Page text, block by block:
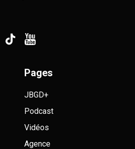
Pages
JBGD+
Podcast
Vidéos
Agence